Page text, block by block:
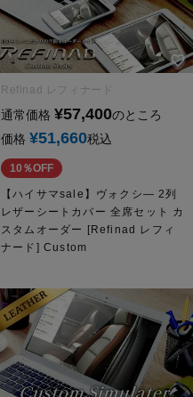
Refinad レフィナード
通常価格 ¥57,400のところ
価格 ¥51,660税込
10％OFF
【ハイサマsale】ヴォクシ― 2列
レザーシートカバー 全席セット カ
スタムオーダー [Refinad レフィ
ナード] Custom